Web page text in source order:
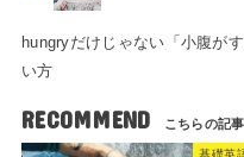
hungryだけじゃない「小腹が
い方
RECOMMEND
基礎英